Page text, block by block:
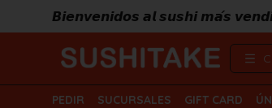
𝘽𝙞𝙚𝙣𝙫𝙚𝙣𝙞𝙙𝙤𝙨 𝙖𝙡 𝙨𝙪𝙨𝙝𝙞 𝙢𝙖́𝙨
PEDIR SUCURSALES GIFT CARD